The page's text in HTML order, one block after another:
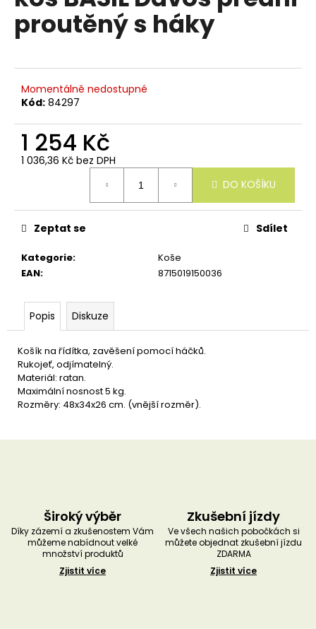
5
proutěný s háky
Momentálně nedostupné
Kód: 84297
1 254 Kč
1 036,36 Kč bez DPH
DO KOŠÍKU
Kategorie:
Koše
EAN: 8715019150036
Zeptat se Sdílet
Popis Diskuze
Košík na řídítka, zavěšení pomocí háčků.
Rukojeť, odjímatelný.
Materiál: ratan.
Maximální nosnost 5 kg.
Rozměry: 48x34x26 cm. (vnější rozměr).
Široký výběr
Díky zázemí a zkušenostem Vám
můžeme nabídnout velké
množství produktů
Zjistit více
Zkušební jízdy
Ve všech našich pobočkách si
můžete objednat zkušební jízdu
ZDARMA
Zjistit více
n
a
t
?
HLEDAT
D
o
p
č
u
e
m
e